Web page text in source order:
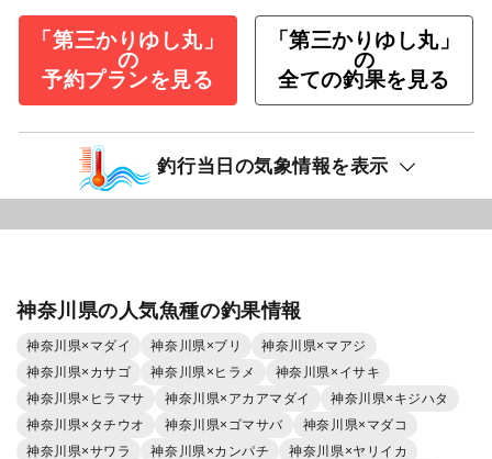
「第三かりゆし丸」
の
予約プランを見る
「第三かりゆし丸」
の
全ての釣果を見る
釣行当日の気象情報を表示
神奈川県の人気魚種の釣果情報
神奈川県×マダイ 神奈川県×ブリ
神奈川県×マアジ
神奈川県×カサゴ
神奈川県×ヒラメ
神奈川県×イサキ
神奈川県×ヒラマサ
神奈川県×アカアマダイ
神奈川県×キジハタ
神奈川県×タチウオ
神奈川県×ゴマサバ
神奈川県×マダコ
神奈川県×サワラ
神奈川県×カンパチ
神奈川県×ヤリイカ